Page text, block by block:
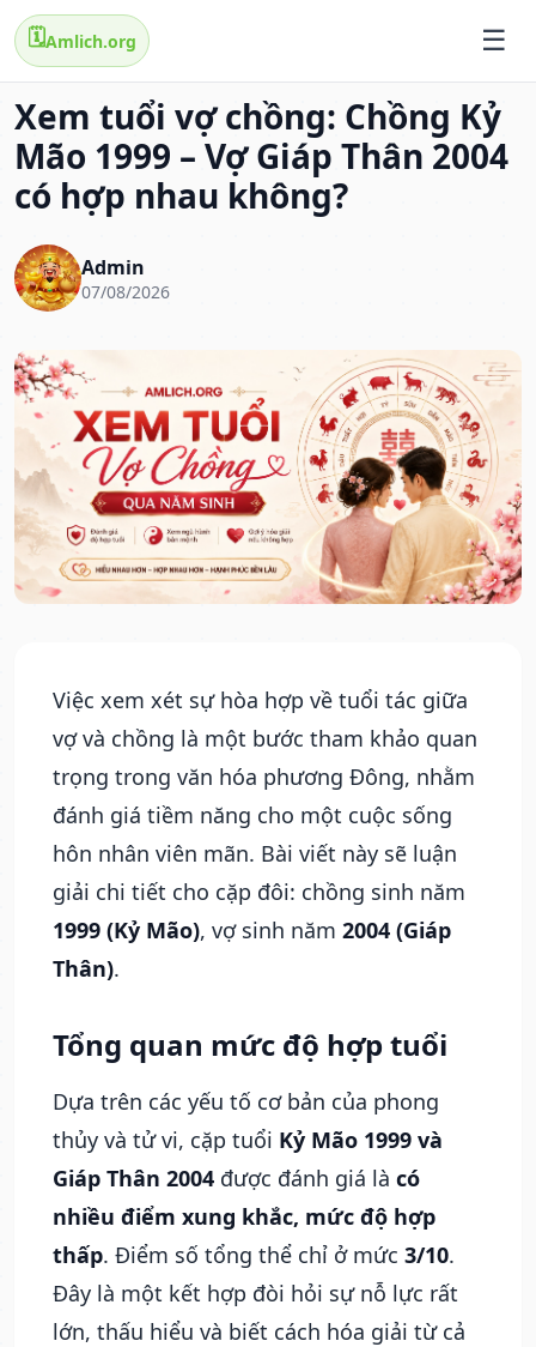
🗓️Amlich.org
Xem tuổi vợ chồng: Chồng Kỷ
Mão 1999 – Vợ Giáp Thân 2004
có hợp nhau không?
Admin
07/08/2026
Việc xem xét sự hòa hợp về tuổi tác giữa
vợ và chồng là một bước tham khảo quan
trọng trong văn hóa phương Đông, nhằm
đánh giá tiềm năng cho một cuộc sống
hôn nhân viên mãn. Bài viết này sẽ luận
giải chi tiết cho cặp đôi: chồng sinh năm
1999 (Kỷ Mão), vợ sinh năm 2004 (Giáp
Thân).
Tổng quan mức độ hợp tuổi
Dựa trên các yếu tố cơ bản của phong
thủy và tử vi, cặp tuổi Kỷ Mão 1999 và
Giáp Thân 2004 được đánh giá là có
nhiều điểm xung khắc, mức độ hợp
thấp. Điểm số tổng thể chỉ ở mức 3/10.
Đây là một kết hợp đòi hỏi sự nỗ lực rất
lớn, thấu hiểu và biết cách hóa giải từ cả